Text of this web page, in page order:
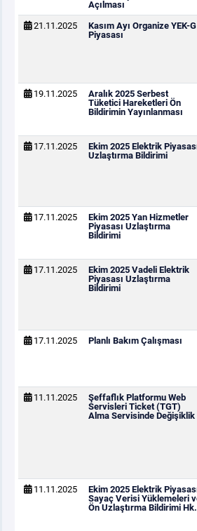
Açılması
21.11.2025
Kasım Ayı Organize YEK-G
Piyasası
19.11.2025
Aralık 2025 Serbest
Tüketici Hareketleri Ön
Bildirimin Yayınlanması
17.11.2025
Ekim 2025 Elektrik
Uzlaştırma Bildirimi
17.11.2025
Ekim 2025 Yan Hizmetler
Piyasası Uzlaştırma
Bildirimi
17.11.2025
Ekim 2025 Vadeli Elektrik
Piyasası Uzlaştırma
Bildirimi
17.11.2025 Planlı Bakım Çalışması
11.11.2025
Şeffaflık Platformu Web
Servisleri Ticket (TGT)
Alma Servisinde Değişiklik
11.11.2025
Ekim 2025 Elektrik
Sayaç Verisi Yüklemeleri
Ön Uzlaştırma Bildirimi Hk.